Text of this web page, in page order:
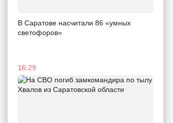
В Саратове насчитали 86 «умных
светофоров»
16:29